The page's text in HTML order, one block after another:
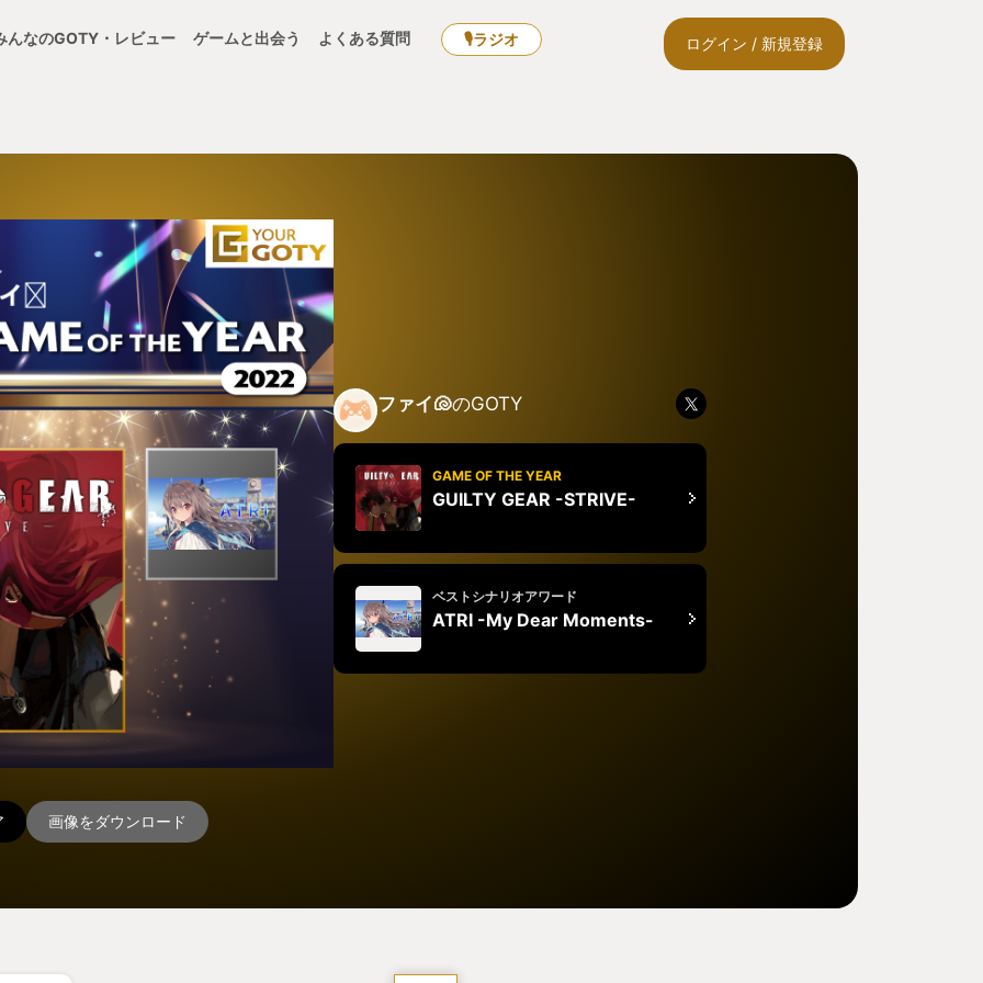
んなのGOTY・レビュー ゲームと出会う よくある質問 🎙ラジオ ログイン / 新規登録
画像をダウンロード
ファイ🐚のGOTY
GAME OF THE YEAR
GUILTY GEAR -STRIVE-
ベストシナリオアワード
ATRI -My Dear Moments-